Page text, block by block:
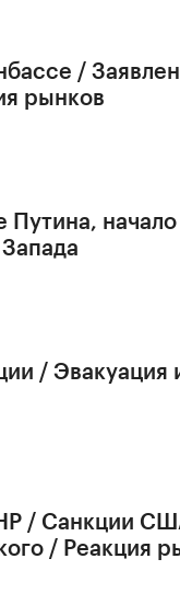
/
рынков
/ Эвакуация
/ Санкции
/ Реакция